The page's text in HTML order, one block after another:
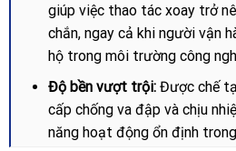
giúp việc thao tác xoay trở
chắn, ngay cả khi người vận
hộ trong môi trường công
Độ bền vượt trội:Được chế
cấp chống va đập và chịu
năng hoạt động ổn định